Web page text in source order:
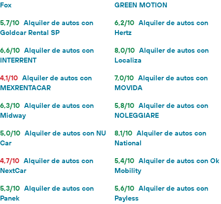
Fox
GREEN MOTION
5,7/10 Alquiler de autos con
Goldcar Rental SP
6,2/10 Alquiler de autos con
Hertz
6,6/10 Alquiler de autos con
INTERRENT
8,0/10 Alquiler de autos con
Localiza
4,1/10 Alquiler de autos con
MEXRENTACAR
7,0/10 Alquiler de autos con
MOVIDA
6,3/10 Alquiler de autos con
Midway
5,8/10 Alquiler de autos con
NOLEGGIARE
5,0/10 Alquiler de autos con NU
Car
8,1/10 Alquiler de autos con
National
4,7/10 Alquiler de autos con
NextCar
5,4/10 Alquiler de autos con Ok
Mobility
5,3/10 Alquiler de autos con
Panek
5,6/10 Alquiler de autos con
Payless